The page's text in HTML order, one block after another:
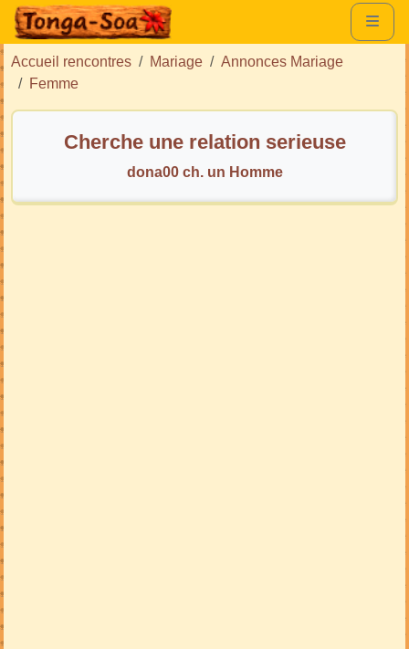
Accueil rencontres Mariage
Annonces Mariage
Femme
Cherche une relation serieuse
dona00 ch. un Homme